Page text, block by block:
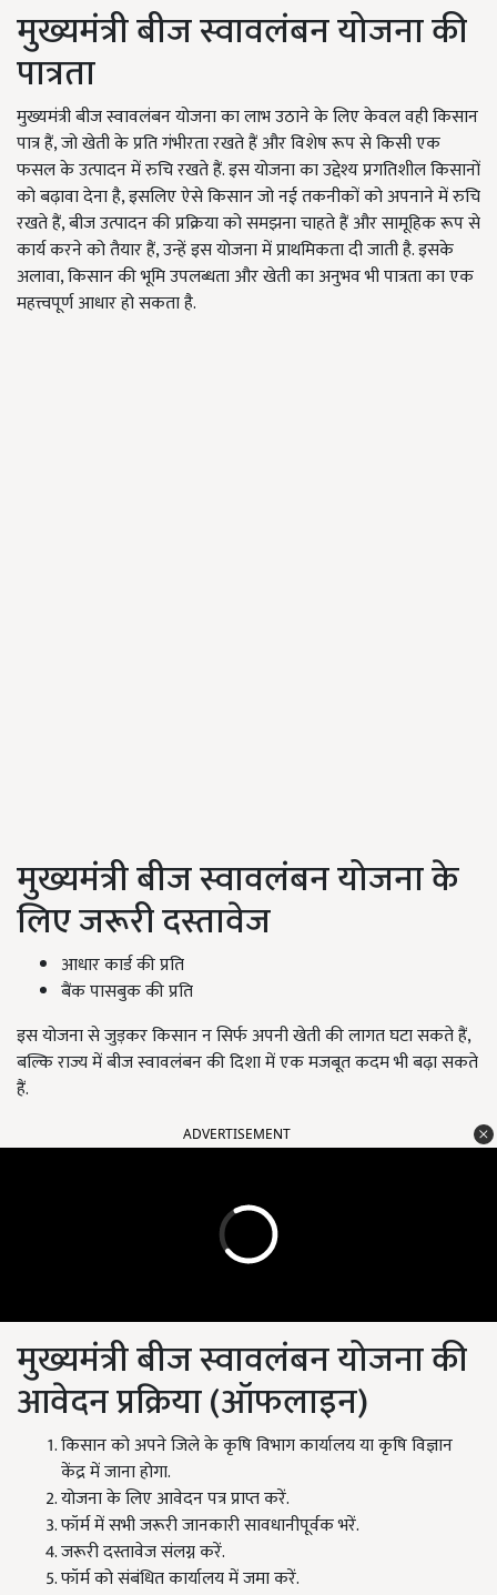
मुख्यमंत्री बीज स्वावलंबन योजना की
पात्रता
मुख्यमंत्री बीज स्वावलंबन योजना का लाभ उठाने के लिए केवल वही किसान
पात्र हैं, जो खेती के प्रति गंभीरता रखते हैं और विशेष रूप से किसी एक
फसल के उत्पादन में रुचि रखते हैं. इस योजना का उद्देश्य प्रगतिशील किसानों
को बढ़ावा देना है, इसलिए ऐसे किसान जो नई तकनीकों को अपनाने में रुचि
रखते हैं, बीज उत्पादन की प्रक्रिया को समझना चाहते हैं और सामूहिक रूप से
कार्य करने को तैयार हैं, उन्हें इस योजना में प्राथमिकता दी जाती है. इसके
अलावा, किसान की भूमि उपलब्धता और खेती का अनुभव भी पात्रता का एक
महत्त्वपूर्ण आधार हो सकता है.
मुख्यमंत्री बीज स्वावलंबन योजना के
लिए जरूरी दस्तावेज
आधार कार्ड की प्रति
बैंक पासबुक की प्रति
इस योजना से जुड़कर किसान न सिर्फ अपनी खेती की लागत घटा सकते हैं,
बल्कि राज्य में बीज स्वावलंबन की दिशा में एक मजबूत कदम भी बढ़ा सकते
हैं.
ADVERTISEMENT
मुख्यमंत्री बीज स्वावलंबन योजना की
आवेदन प्रक्रिया (ऑफलाइन)
किसान को अपने जिले के कृषि विभाग कार्यालय या कृषि विज्ञान
केंद्र में जाना होगा.
योजना के लिए आवेदन पत्र प्राप्त करें.
फॉर्म में सभी जरूरी जानकारी सावधानीपूर्वक भरें.
जरूरी दस्तावेज संलग्न करें.
फॉर्म को संबंधित कार्यालय में जमा करें.